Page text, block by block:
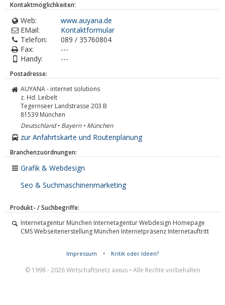
Kontaktmöglichkeiten:
Web:
www.auyana.de
EMail:
Kontaktformular
Telefon:
089 / 35760804
Fax:
---
Handy:
---
Postadresse:
AUYANA - internet solutions
z. Hd. Leibelt
Tegernseer Landstrasse 203 B
81539 München
Deutschland • Bayern • München
zur Anfahrtskarte und Routenplanung
Branchenzuordnungen:
Grafik & Webdesign
Seo & Suchmaschinenmarketing
Produkt- / Suchbegriffe:
Internetagentur München Internetagentur Webdesign Homepage
CMS Webseitenerstellung München Internetpräsenz Internetauftritt
Impressum • Kritik oder Ideen?
© 1998 - 2026 Wirtschaftsnetz axxus • Alle Rechte vorbehalten